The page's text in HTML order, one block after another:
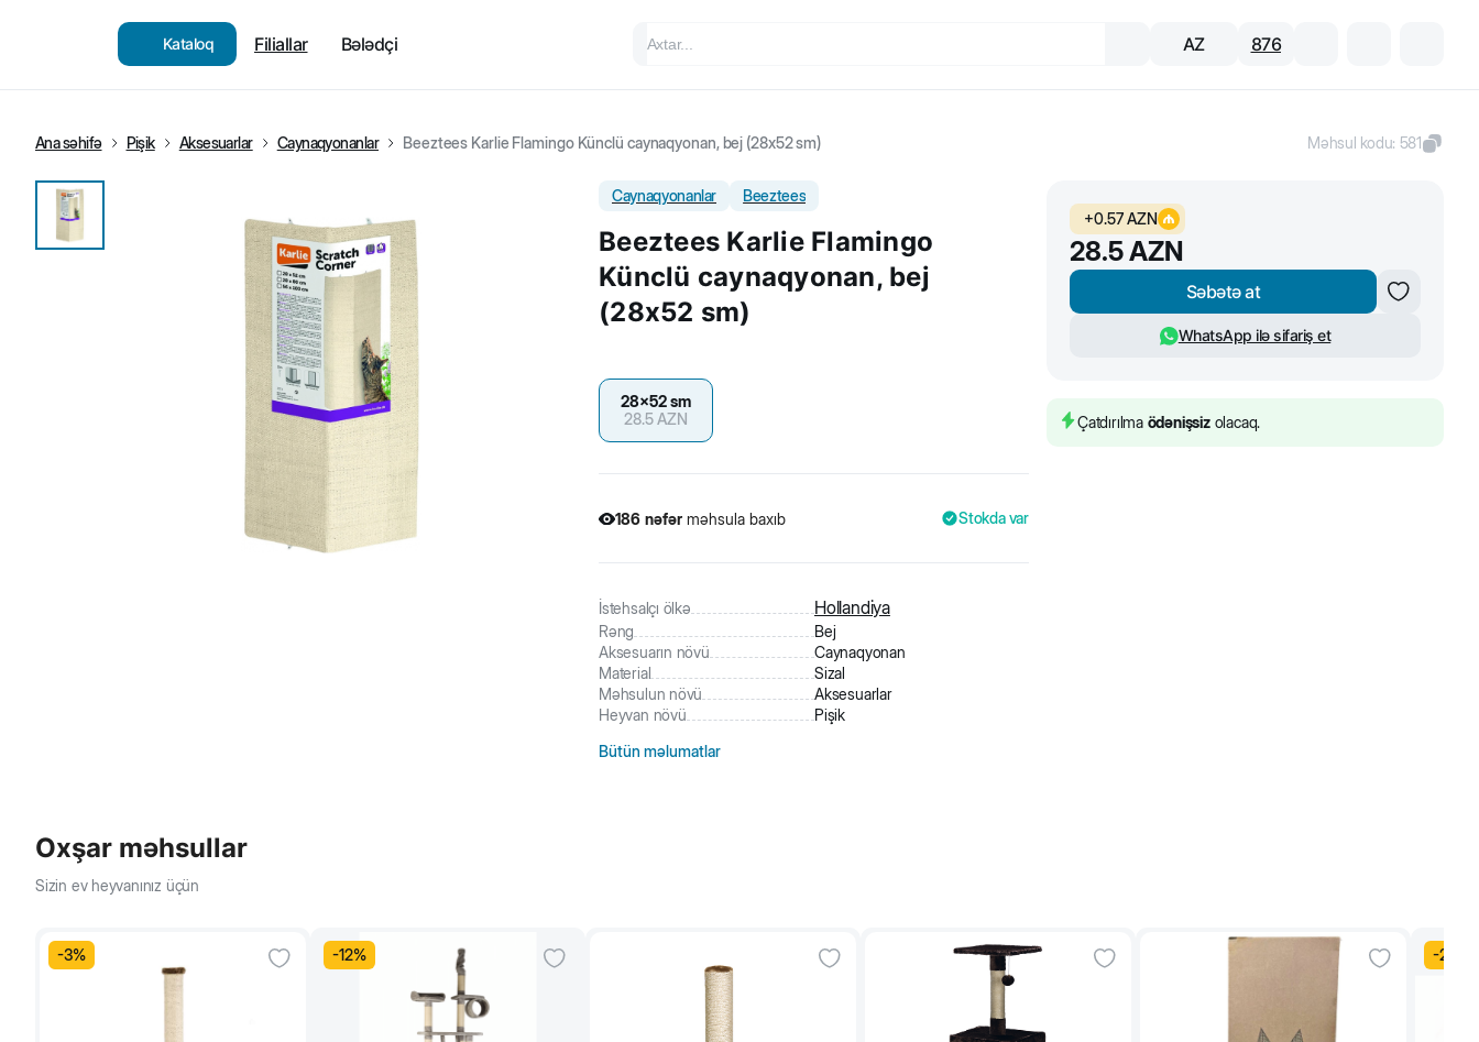
Kataloq Filiallar Bələdçi AZ 876
Ana səhifə Pişik Aksesuarlar Caynaqyonanlar Beeztees Karlie Flamingo Künclü caynaqyonan, bej (28x52 sm) Məhsul kodu: 581
Caynaqyonanlar Beeztees
Beeztees Karlie Flamingo
Künclü caynaqyonan, bej
(28x52 sm)
186 nəfər məhsula baxıb
Stokda var
28x52 sm
28.5AZN
İstehsalçı ölkə Hollandiya
Rəng
Bej
Aksesuarın növü
Caynaqyonan
Material
Sizal
Məhsulun növü
Aksesuarlar
Heyvan növü
Pişik
Bütün məlumatlar
+0.57AZN
28.5AZN
Səbətə at
WhatsApp ilə sifariş et
Çatdırılma ödənişsizolacaq.
Oxşar məhsullar
Sizin ev heyvanınız üçün
-3% -12% -20